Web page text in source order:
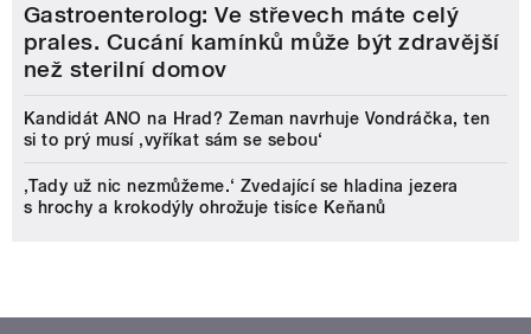
Gastroenterolog: Ve střevech máte celý
prales. Cucání kamínků může být zdravější
než sterilní domov
Kandidát ANO na Hrad? Zeman navrhuje Vondráčka, ten
si to prý musí ‚vyříkat sám se sebou‘
‚Tady už nic nezmůžeme.‘ Zvedající se hladina jezera
s hrochy a krokodýly ohrožuje tisíce Keňanů